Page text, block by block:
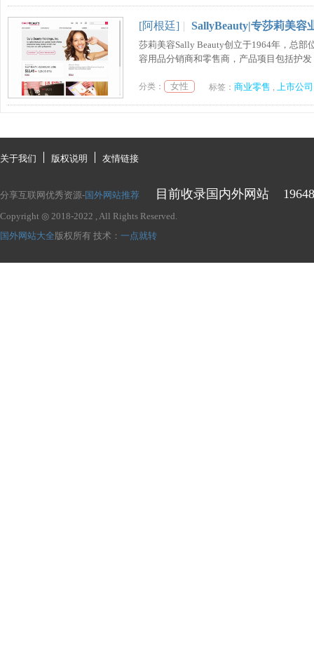
[阿根廷] | SallyBeauty|专莎莉美容
莎莉美容Sally Beauty创立于1964年，总部
容用品分销商和零售商，产品项目包括护
分类： 女性 标签： 商业零售 , 上市公司
关于我们 版权说明 友情链接
分享互联网优秀资源-国外网站推荐 目前收录国内外网站 19648
Copyright ◎ 2018-2022 , All Rights Reserved.
国外网站大全 版权所有 技术： 一点就转